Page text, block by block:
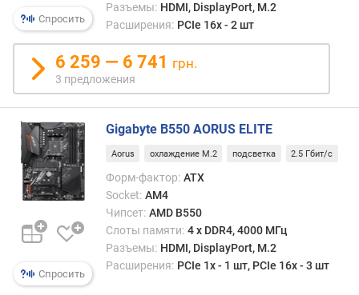
м
к
м
а
л
ь
н
ы
й
о
ъ
е
Спросить
Разъемы: HDMI, DisplayPort, M.2
Расширения: PCIe 16x - 2 шт
6 259 — 6 741 грн.
3 предложения
Спросить
Gigabyte B550 AORUS ELITE
Aorus охлаждение M.2 подсветка 2.5 Гбит/с
Форм-фактор: ATX
Socket: AM4
Чипсет: AMD B550
Слоты памяти: 4 х DDR4, 4000 МГц
Разъемы: HDMI, DisplayPort, M.2
Расширения: PCIe 1x - 1 шт, PCIe 16x - 3 шт